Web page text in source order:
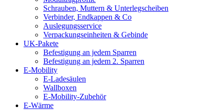
Schrauben, Muttern & Unterlegscheiben
Verbinder, Endkappen & Co
Auslegungsservice
Verpackungseinheiten & Gebinde
UK-Pakete
Befestigung an jedem Sparren
Befestigung an jedem 2. Sparren
E-Mobility
E-Ladesäulen
Wallboxen
E-Mobility-Zubehör
E-Wärme